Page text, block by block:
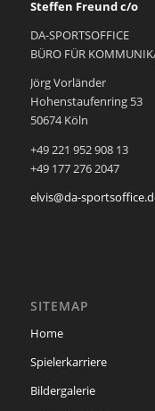
Steffen Freund c/o
DA-SPORTSOFFICE
BÜRO FÜR
Jörg Vorländer
Hohenstaufenring 53
50674 Köln
+49 221 952 908 13
+49 177 276 2047
elvis@da-
SITEMAP
Home
Spielerkarriere
Bildergalerie